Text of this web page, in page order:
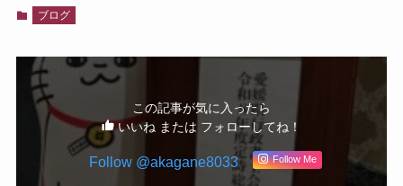
ブログ
この記事が気に入ったら
いいね または フォローしてね！
Follow @akagane8033 Follow Me